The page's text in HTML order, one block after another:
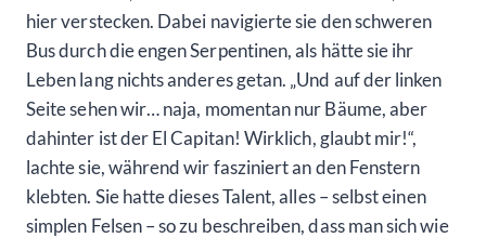
hier verstecken. Dabei navigierte sie den schweren
Bus durch die engen Serpentinen, als hätte sie ihr
Leben lang nichts anderes getan. „Und auf der linken
Seite sehen wir… naja, momentan nur Bäume, aber
dahinter ist der El Capitan! Wirklich, glaubt mir!“,
lachte sie, während wir fasziniert an den Fenstern
klebten. Sie hatte dieses Talent, alles – selbst einen
simplen Felsen – so zu beschreiben, dass man sich wie